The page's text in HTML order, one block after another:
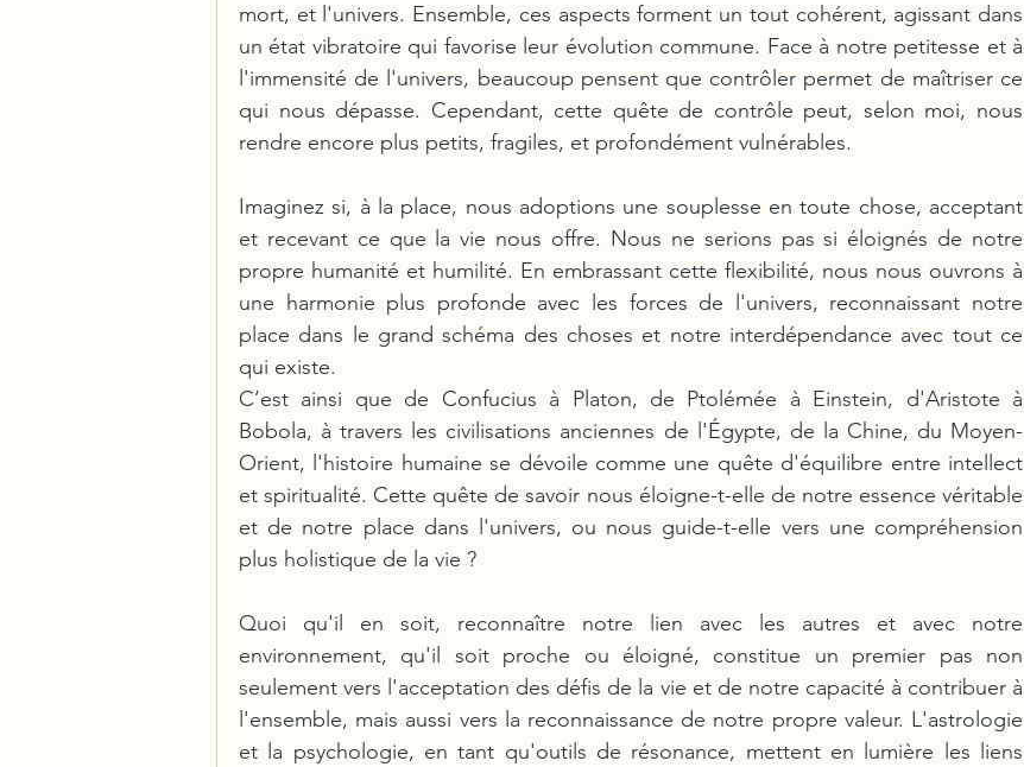
mort, et l'univers. Ensemble, ces aspects forment un tout cohérent, agissant dans
un état vibratoire qui favorise leur évolution commune. Face à notre petitesse et à
l'immensité de l'univers, beaucoup pensent que contrôler permet de maîtriser ce
qui nous dépasse. Cependant, cette quête de contrôle peut, selon moi, nous
rendre encore plus petits, fragiles, et profondément vulnérables.
Imaginez si, à la place, nous adoptions une souplesse en toute chose, acceptant
et recevant ce que la vie nous offre. Nous ne serions pas si éloignés de notre
propre humanité et humilité. En embrassant cette flexibilité, nous nous ouvrons à
une harmonie plus profonde avec les forces de l'univers, reconnaissant notre
place dans le grand schéma des choses et notre interdépendance avec tout ce
qui existe.
C’est ainsi que de Confucius à Platon, de Ptolémée à Einstein, d'Aristote à
Bobola, à travers les civilisations anciennes de l'Égypte, de la Chine, du Moyen-
Orient, l'histoire humaine se dévoile comme une quête d'équilibre entre intellect
et spiritualité. Cette quête de savoir nous éloigne-t-elle de notre essence véritable
et de notre place dans l'univers, ou nous guide-t-elle vers une compréhension
plus holistique de la vie ?
Quoi qu'il en soit, reconnaître notre lien avec les autres et avec notre
environnement, qu'il soit proche ou éloigné, constitue un premier pas non
seulement vers l'acceptation des défis de la vie et de notre capacité à contribuer à
l'ensemble, mais aussi vers la reconnaissance de notre propre valeur. L'astrologie
et la psychologie, en tant qu'outils de résonance, mettent en lumière les liens